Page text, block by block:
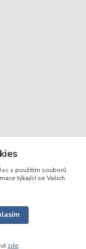
s použitím souborů
týkající se Vašich
zde.